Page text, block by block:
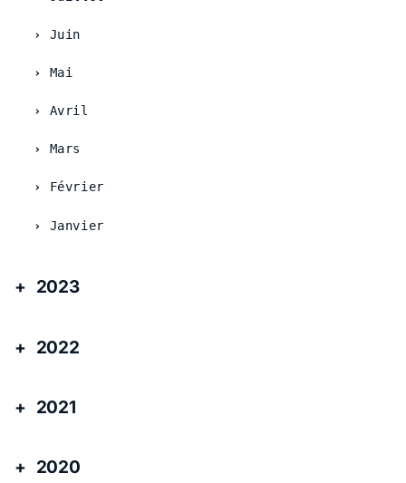
Juin
Mai
Avril
Mars
Février
Janvier
2023
2022
2021
2020